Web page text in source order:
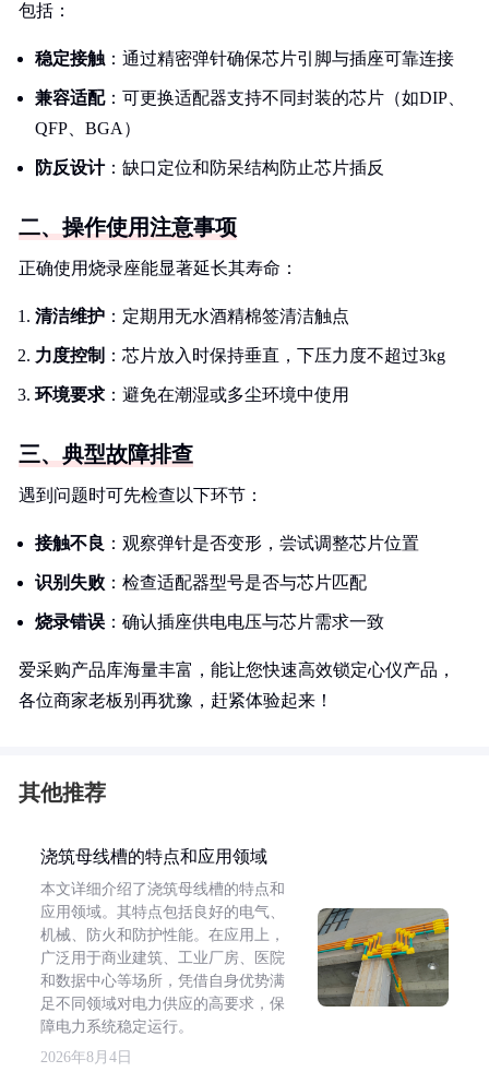
包括：
稳定接触 ：通过精密弹针确保芯片引脚与插座可靠连接
兼容适配：可更换适配器支持不同封装的芯片（如DIP、
QFP、BGA）
防反设计：缺口定位和防呆结构防止芯片插反
二、操作使用注意事项
正确使用烧录座能显著延长其寿命：
清洁维护 ：定期用无水酒精棉签清洁触点
力度控制 ：芯片放入时保持垂直，下压力度不超过3kg
环境要求 ：避免在潮湿或多尘环境中使用
三、典型故障排查
遇到问题时可先检查以下环节：
接触不良 ：观察弹针是否变形，尝试调整芯片位置
识别失败 ：检查适配器型号是否与芯片匹配
烧录错误 ：确认插座供电电压与芯片需求一致
爱采购产品库海量丰富，能让您快速高效锁定心仪产品，
各位商家老板别再犹豫，赶紧体验起来！
其他推荐
浇筑母线槽的特点和应用领域
本文详细介绍了浇筑母线槽的特点和
应用领域。其特点包括良好的电气、
机械、防火和防护性能。在应用上，
广泛用于商业建筑、工业厂房、医院
和数据中心等场所，凭借自身优势满
足不同领域对电力供应的高要求，保
障电力系统稳定运行。
2026年8月4日